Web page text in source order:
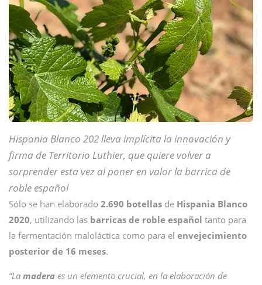
Hispania Blanco 202 lleva implícita la innovación y
firma de Territorio Luthier, que quiere volver a
sorprender esta vez al poner en valor la barrica de
roble español
Sólo se han elaborado 2.690 botellas de Hispania Blanco
2020, utilizando las barricas de roble español tanto para
la fermentación maloláctica como para el envejecimiento
posterior de 16 meses.
“La madera es un elemento crucial, en la elaboración de